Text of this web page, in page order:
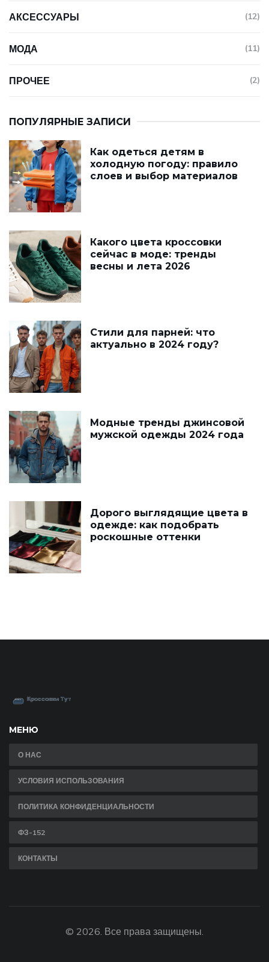
АКСЕССУАРЫ (12)
МОДА (11)
ПРОЧЕЕ (2)
ПОПУЛЯРНЫЕ ЗАПИСИ
Как одеться детям в
холодную погоду: правило
слоев и выбор материалов
Какого цвета кроссовки
сейчас в моде: тренды
весны и лета 2026
Стили для парней: что
актуально в 2024 году?
Модные тренды джинсовой
мужской одежды 2024 года
Дорого выглядящие цвета в
одежде: как подобрать
роскошные оттенки
МЕНЮ
О НАС
УСЛОВИЯ ИСПОЛЬЗОВАНИЯ
ПОЛИТИКА КОНФИДЕНЦИАЛЬНОСТИ
ФЗ-152
КОНТАКТЫ
© 2026. Все права защищены.